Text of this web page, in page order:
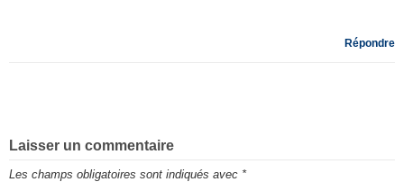
Répondre
Laisser un commentaire
Les champs obligatoires sont indiqués avec *